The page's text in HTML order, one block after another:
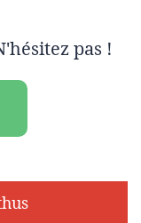
pas !